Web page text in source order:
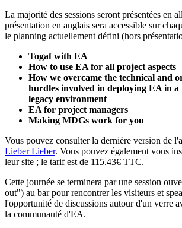
La majorité des sessions seront présentées en
présentation en anglais sera accessible sur
le planning actuellement défini (hors
Togaf with EA
How to use EA for all project aspects
How we overcame the technical and
hurdles involved in deploying EA in a
legacy environment
EA for project managers
Making MDGs work for you
Vous pouvez consulter la dernière version de
Lieber Lieber. Vous pouvez également vous
leur site ; le tarif est de 115.43€ TTC.
Cette journée se terminera par une session
out") au bar pour rencontrer les visiteurs et
l'opportunité de discussions autour d'un verre
la communauté d'EA.